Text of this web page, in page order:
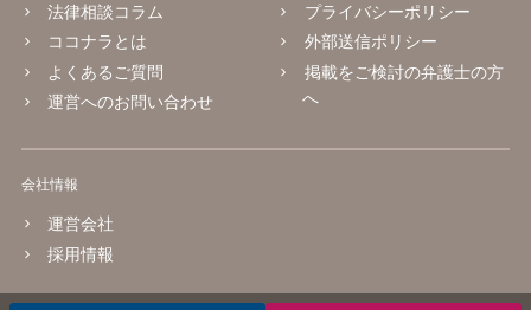
法律相談コラム
ココナラとは
よくあるご質問
運営へのお問い合わせ
プライバシーポリシー
外部送信ポリシー
掲載をご検討の弁護士の方
へ
会社情報
運営会社
採用情報